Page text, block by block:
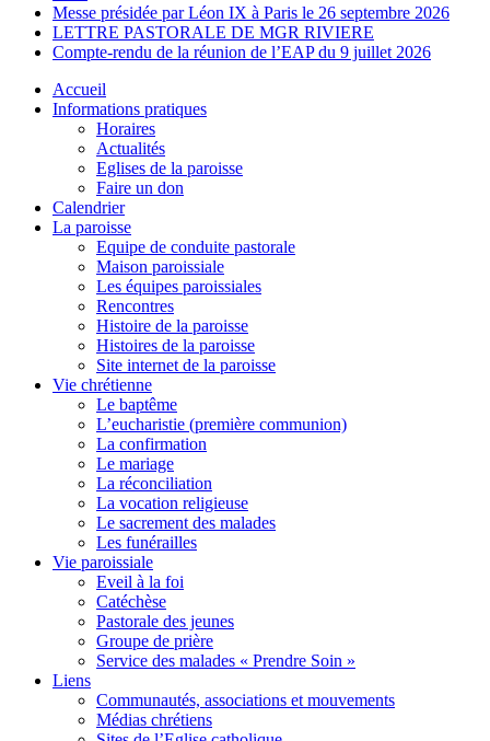
Messe présidée par Léon IX à Paris le 26 septembre 2026
LETTRE PASTORALE DE MGR RIVIERE
Compte-rendu de la réunion de l’EAP du 9 juillet 2026
Accueil
Informations pratiques
Horaires
Actualités
Eglises de la paroisse
Faire un don
Calendrier
La paroisse
Equipe de conduite pastorale
Maison paroissiale
Les équipes paroissiales
Rencontres
Histoire de la paroisse
Histoires de la paroisse
Site internet de la paroisse
Vie chrétienne
Le baptême
L’eucharistie (première communion)
La confirmation
Le mariage
La réconciliation
La vocation religieuse
Le sacrement des malades
Les funérailles
Vie paroissiale
Eveil à la foi
Catéchèse
Pastorale des jeunes
Groupe de prière
Service des malades « Prendre Soin »
Liens
Communautés, associations et mouvements
Médias chrétiens